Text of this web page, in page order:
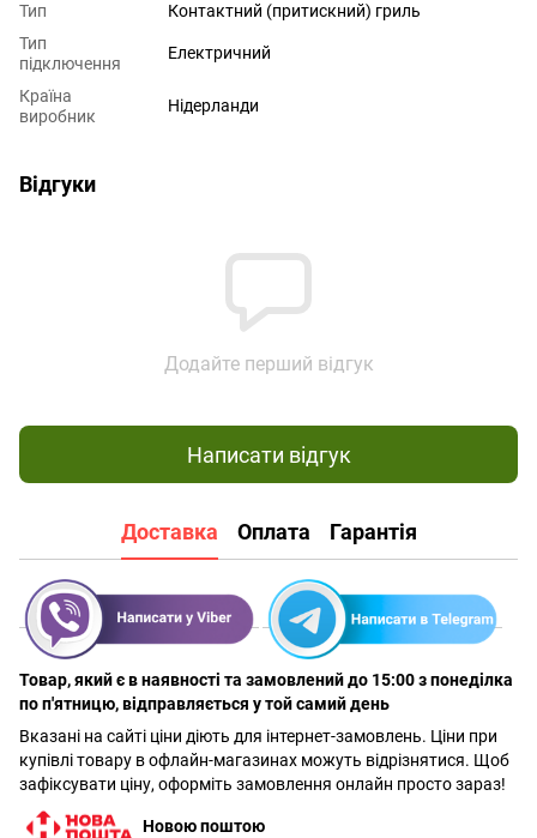
Тип
Контактний (притискний) гриль
Тип
підключення
Електричний
Країна
виробник
Нідерланди
Відгуки
Додайте перший відгук
Написати відгук
Доставка Оплата Гарантія
Товар, який є в наявності та замовлений до 15:00 з понеділка
по п'ятницю, відправляється у той самий день
Вказані на сайті ціни діють для інтернет-замовлень. Ціни при
купівлі товару в офлайн-магазинах можуть відрізнятися. Щоб
зафіксувати ціну, оформіть замовлення онлайн просто зараз!
Новою поштою